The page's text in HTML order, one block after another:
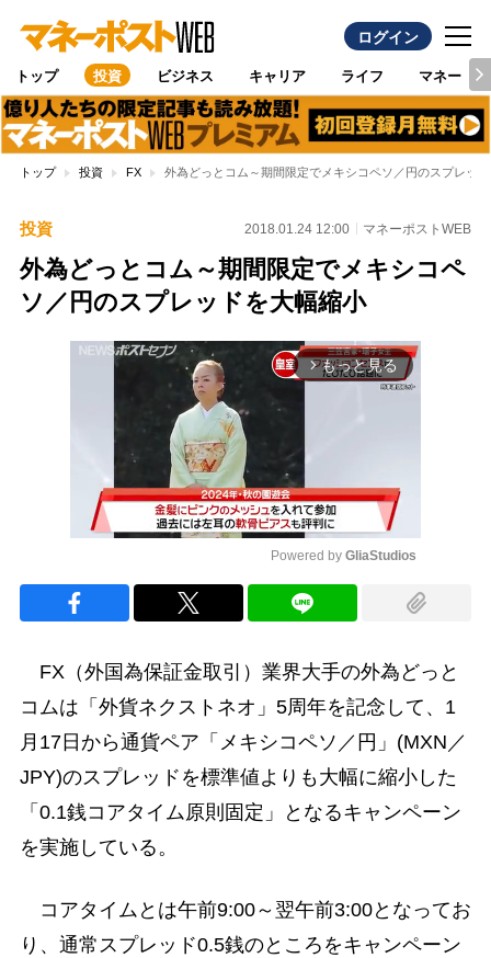
ログイン
トップ 投資 ビジネス キャリア ライフ マネー
トップ 投資 FX 外為どっとコム～期間限定でメキシコペソ／円のスプレッ
投資 2018.01.24 12:00 マネーポストWEB
外為どっとコム～期間限定でメキシコペ
ソ／円のスプレッドを大幅縮小
arrow_forward_ios もっと見る
Powered by GliaStudios
FX（外国為保証金取引）業界大手の外為どっと
コムは「外貨ネクストネオ」5周年を記念して、1
月17日から通貨ペア「メキシコペソ／円」(MXN／
JPY)のスプレッドを標準値よりも大幅に縮小した
「0.1銭コアタイム原則固定」となるキャンペーン
を実施している。
コアタイムとは午前9:00～翌午前3:00となってお
り、通常スプレッド0.5銭のところをキャンペーン